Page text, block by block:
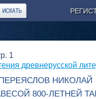
древнерусской
1
НИКОЛАЙ
800-ЛЕТНЕЙ